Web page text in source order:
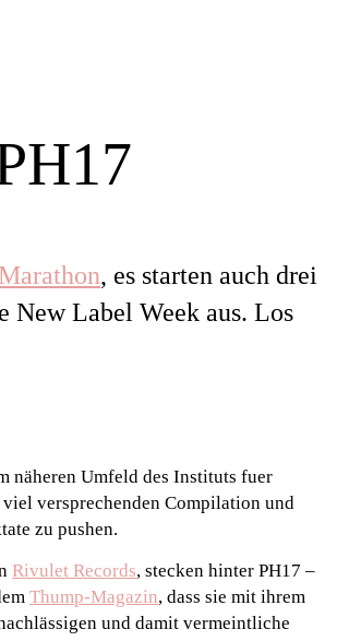
, es starten auch drei
New Label Week aus. Los
näheren Umfeld des Instituts fuer
versprechenden Compilation und
zu pushen.
Rivulet Records, stecken hinter PH17 –
Thump-Magazin, dass sie mit ihrem
und damit vermeintliche